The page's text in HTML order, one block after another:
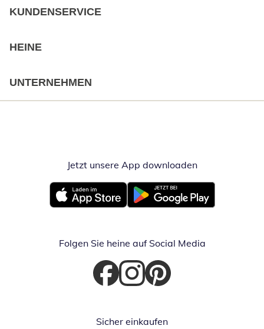
KUNDENSERVICE
HEINE
UNTERNEHMEN
Jetzt unsere App downloadenÖffnet in
Öffnet in neuem FensterÖffnet in neuem Fenster
Folgen Sie heine auf Social Media
Öffnet in neuem Fenster
Öffnet in neuem Fenster
Öffnet in neuem Fenster
Sicher einkaufen